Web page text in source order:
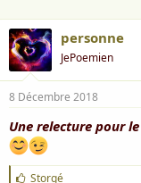
personne
JePoemien
8 Décembre 2018
Une relecture pour
JStorgé